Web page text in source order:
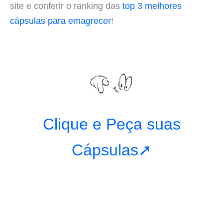
site e conferir o ranking das top 3 melhores
cápsulas para emagrecer!
Clique e Peça suas
Cápsulas➚